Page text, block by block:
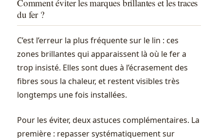
Comment éviter les marques brillantes et les traces
du fer ?
C’est l’erreur la plus fréquente sur le lin : ces
zones brillantes qui apparaissent là où le fer a
trop insisté. Elles sont dues à l’écrasement des
fibres sous la chaleur, et restent visibles très
longtemps une fois installées.
Pour les éviter, deux astuces complémentaires. La
première : repasser systématiquement sur